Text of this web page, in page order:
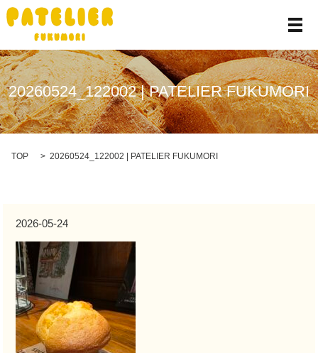
メ
20260524_122002 | PATELIER FUKUMORI
TOP 20260524_122002 | PATELIER FUKUMORI
2026-05-24